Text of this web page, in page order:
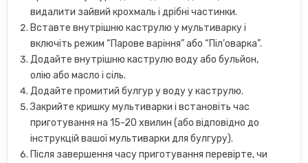
видалити зайвий крохмаль і дрібні частинки.
Вставте внутрішню каструлю у мультиварку і
включіть режим “Парове варіння” або “Піл’оварка”.
Додайте внутрішню каструлю воду або бульйон,
олію або масло і сіль.
Додайте промитий булгур у воду у каструлю.
Закрийте кришку мультиварки і встановіть час
приготування на 15-20 хвилин (або відповідно до
інструкцій вашої мультиварки для булгуру).
Після завершення часу приготування перевірте, чи